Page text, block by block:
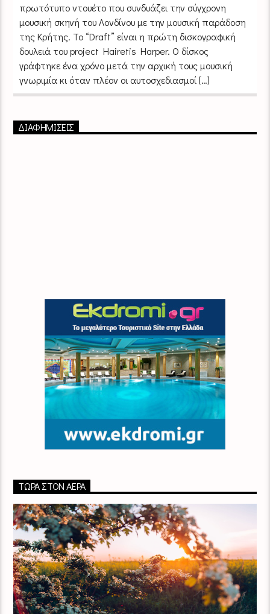
πρωτότυπο ντουέτο που συνδυάζει την σύγχρονη
μουσική σκηνή του Λονδίνου με την μουσική παράδοση
της Κρήτης. Το “Draft” είναι η πρώτη δισκογραφική
δουλειά του project Hairetis Harper. Ο δίσκος
γράφτηκε ένα χρόνο μετά την αρχική τους μουσική
γνωριμία κι όταν πλέον οι αυτοσχεδιασμοί […]
ΔΙΑΦΗΜΙΣΕΙΣ
ΤΏΡΑ ΣΤΟΝ ΑΈΡΑ